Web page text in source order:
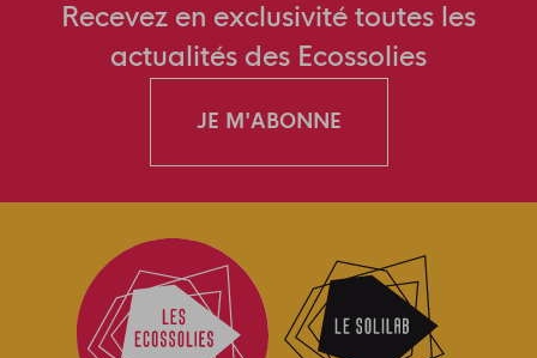
Recevez en exclusivité toutes les
actualités des Ecossolies
JE M'ABONNE